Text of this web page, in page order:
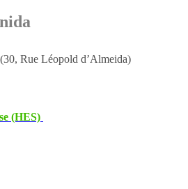
Rue Léopold d’Almeida)
(HES)